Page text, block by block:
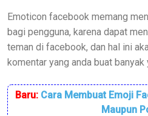
Emoticon facebook memang
bagi pengguna, karena dapat
teman di facebook, dan hal ini
komentar yang anda buat banyak
Baru: Cara Membuat Emoji
Maupun